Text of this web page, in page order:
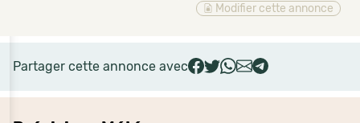
Modifier cette annonce
Partager cette annonce avec